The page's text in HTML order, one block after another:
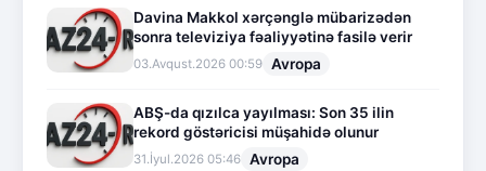
Davina Makkol xərçənglə mübarizədən
sonra televiziya fəaliyyətinə fasilə verir
03.Avqust.2026 00:59 Avropa
ABŞ-da qızılca yayılması: Son 35 ilin
rekord göstəricisi müşahidə olunur
31.İyul.2026 05:46 Avropa